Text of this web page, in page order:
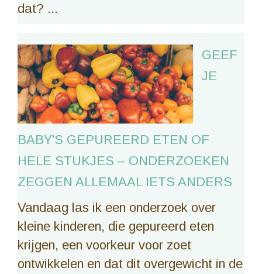
dat? ...
GEEF
JE
BABY’S GEPUREERD ETEN OF
HELE STUKJES – ONDERZOEKEN
ZEGGEN ALLEMAAL IETS ANDERS
Vandaag las ik een onderzoek over
kleine kinderen, die gepureerd eten
krijgen, een voorkeur voor zoet
ontwikkelen en dat dit overgewicht in de